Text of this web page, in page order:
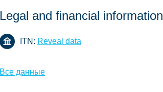
Legal and financial information
ITN: Reveal data
Все данные